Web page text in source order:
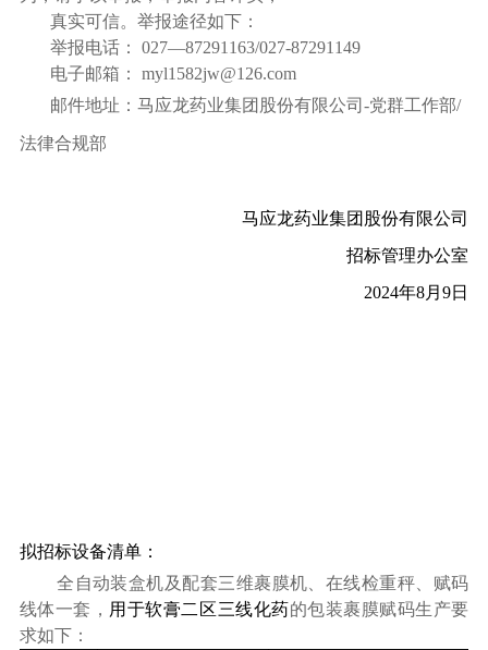
真实可信。举报途径如下：
举报电话：
027—87291163/027-87291149
电子邮箱：
myl1582jw@126.com
邮件地址：马应龙药业集团股份有限公司-党群工作部/
法律合规部
马应龙药业集团股份有限公司
招标管理办公室
2024年8月9日
拟招标设备清单：
全自动装盒机及配套三维裹膜机、在线检重秤、赋码
线体一套 ， 用于软膏二区三线化药的包装裹膜赋码生产要
求如下：